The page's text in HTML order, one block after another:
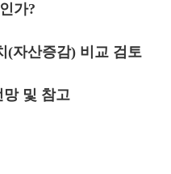
가?
(자산증감) 비교 검토
망 및 참고